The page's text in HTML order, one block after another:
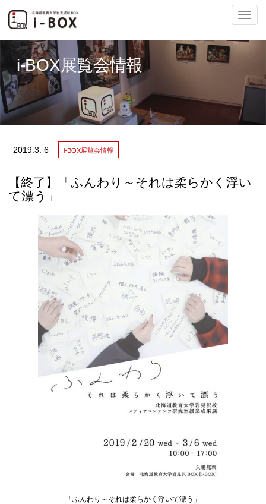
ナ
ビ
i-BOX展覧会情報
2019. 3. 6 i-BOX展覧会情報
【終了】「ふんわり～それは柔らかく浮い
て漂う」
「ふんわり～それは柔らかく浮いて漂う」